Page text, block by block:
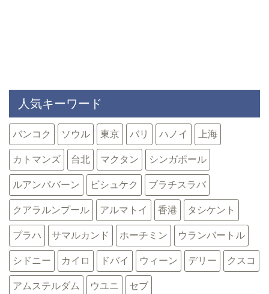
人気キーワード
バンコク ソウル 東京 バリ ハノイ 上海
カトマンズ 台北 マクタン シンガポール
ルアンパバーン ビシュケク ブラチスラバ
クアラルンプール アルマトイ 香港 タシケント
プラハ サマルカンド ホーチミン ウランバートル
シドニー カイロ ドバイ ウィーン デリー クスコ
アムステルダム ウユニ セブ